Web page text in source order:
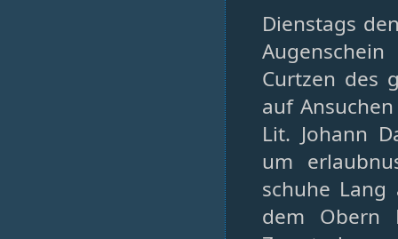
Dienstags
Curtzen des
auf
Lit. Johann
um
schuhe
dem Obern